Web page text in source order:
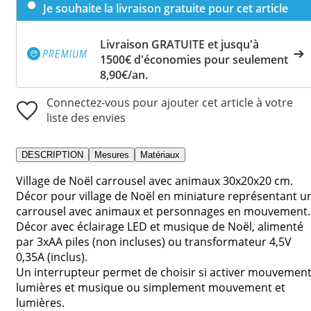
Je souhaite la livraison gratuite pour cet article
Livraison GRATUITE et jusqu'à
1500€ d'économies pour seulement
8,90€/an.
Connectez-vous pour ajouter cet article à votre
liste des envies
DESCRIPTION Mesures Matériaux
Village de Noël carrousel avec animaux 30x20x20 cm.
Décor pour village de Noël en miniature représentant
carrousel avec animaux et personnages en mouvement.
Décor avec éclairage LED et musique de Noël, alimenté
par 3xAA piles (non incluses) ou transformateur 4,5V
0,35A (inclus).
Un interrupteur permet de choisir si activer
lumières et musique ou simplement mouvement et
lumières.